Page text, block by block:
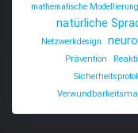
mathematische Modellierung
natürliche
Netzwerkdesign
Prävention